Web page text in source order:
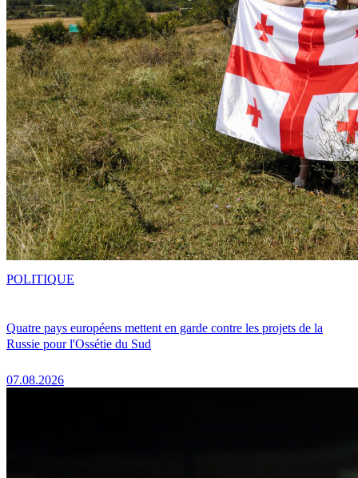
Quatre pays européens mettent en garde contre les projets de la
Russie pour l'Ossétie du Sud
07.08.2026
POLITIQUE